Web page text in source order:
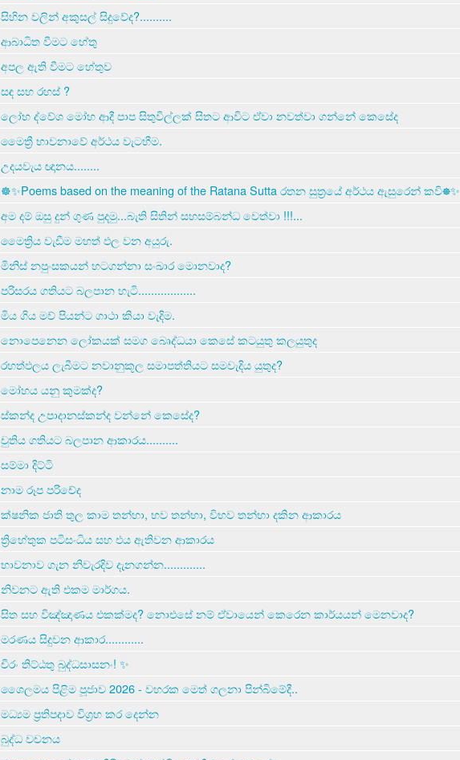
සිහින වලින් අකුසල් සිදුවේද?..........
ආබාධිත වීමට හේතු
අපල ඇති වීමට හේතුව
සඳ සහ රහස් ?
ලෝභ ද්වේශ මෝහ ආදී පාප සිතුවිල්ලක් සිතට ආවිට ඒවා නවත්වා ගන්නේ කෙසේද
මෛත්‍රී භාවනාවේ අර්ථය වැටහීම.
උදයවැය ඥානය........
☸✨Poems based on the meaning of the Ratana Sutta රතන සුත්‍රයේ අර්ථය ඇසුරෙන් කවි☸✨
අම දම් ඔසු දුන් ගුණ පුදමු...බැති සිතින් සහසම්බන්ධ වෙත්වා !!!...
මෛත්‍රිය වැඩීම මහත් ඵල වන අයුරු.
මිනිස් නපුංසකයන් හටගන්නා සංඛාර මොනවාද?
පරිසරය ගතියට බලපාන හැටි..................
මිය ගිය මව් පියන්ට ගාථා කියා වැදිම.
නොපෙනෙන ලෝකයක් සමග බෙෘද්ධයා කෙසේ කටයුතු කලයුතුද
රහත්ඵලය ලැබීමට නවානුකූල සමාපත්තියට සමවැදිය යුතුද?
මෝහය යනු කුමක්ද?
ස්කන්ද උපාදානස්කන්ද වන්නේ කෙසේද?
චුතිය ගතියට බලපාන ආකාරය..........
සම්මා දිට්ටි
නාම රූප පරිචේද
ක්ෂනික ජාති තුල කාම තන්හා, භව තන්හා, විභව තන්හා දකින ආකාරය
ත්‍රිහේතුක පටිසංධිය සහ එය ඇතිවන ආකාරය
භාවනාව ගැන නිවැරදිව දැනගන්න.............
නිවනට ඇති එකම මාර්ගය.
සිත සහ විඤ්ඤාණය එකක්මද? නොඑසේ නම් ඒවායෙන් කෙරෙන කාර්යයන් මෙනවාද?
මරණය සිදුවන ආකාර............
චිරං තිට්ඨතු බුද්ධසාසනං! ✨
ශෛලමය පිළිම පූජාව 2026 - වහරක මෙත් ගලනා පින්බිමේදී..
මධ්‍යම ප්‍රතිපදාව විග්‍රහ කර දෙන්න
බුද්ධ වචනය